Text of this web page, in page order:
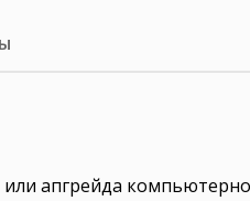
апгрейда